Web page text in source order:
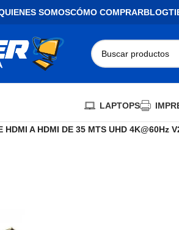
SOMOSCÓMO COMPRARBLOG
LAPTOPS
HDMI A HDMI DE 35 MTS UHD 4K@60Hz